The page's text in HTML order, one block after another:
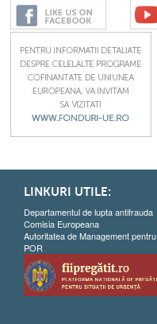
LINKURI UTILE:
Departamentul de lupta antifrauda
Comisia Europeana
Autoritatea de Management pentru
POR